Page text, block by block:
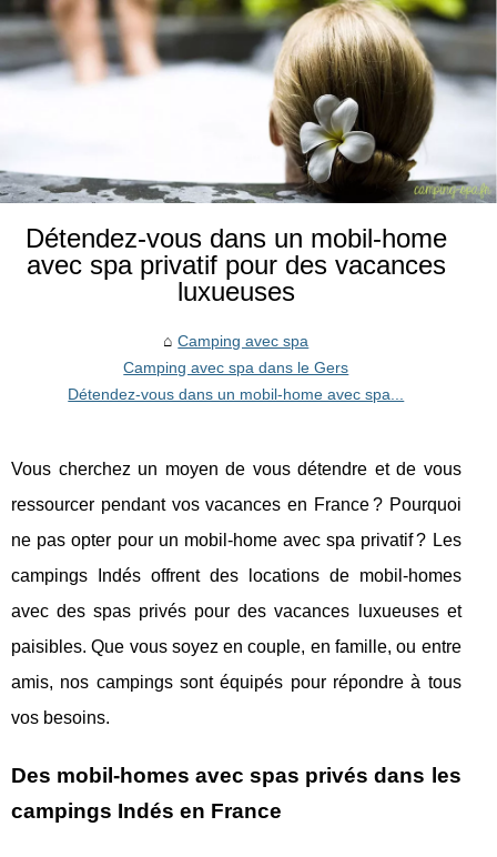
Détendez-vous dans un mobil-home
avec spa privatif pour des vacances
luxueuses
Camping avec spa
Camping avec spa dans le Gers
Détendez-vous dans un mobil-home avec spa...
Vous cherchez un moyen de vous détendre et de vous
ressourcer pendant vos vacances en France ? Pourquoi
ne pas opter pour un mobil-home avec spa privatif ? Les
campings Indés offrent des locations de mobil-homes
avec des spas privés pour des vacances luxueuses et
paisibles. Que vous soyez en couple, en famille, ou entre
amis, nos campings sont équipés pour répondre à tous
vos besoins.
Des mobil-homes avec spas privés dans les
campings Indés en France